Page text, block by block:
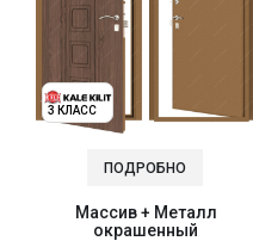
3 КЛАСС
ПОДРОБНО
Массив + Металл
окрашенный